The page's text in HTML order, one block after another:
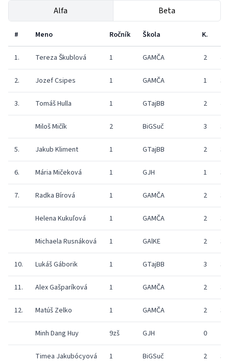
Alfa Beta
# Meno Ročník Škola K.
1. Tereza Škublová 1 GAMČA 2 41
2. Jozef Csipes 1 GAMČA 1 36
3. Tomáš Hulla 1 GTajBB 2 42
Miloš Mičík 2 BiGSuč 3 39
5. Jakub Kliment 1 GTajBB 2 33
6. Mária Mičeková 1 GJH 1 34
7. Radka Bírová 1 GAMČA 2 32
Helena Kukuľová 1 GAMČA 2 35
Michaela Rusnáková 1 GAlKE 2 32
10. Lukáš Gáborik 1 GTajBB 3 36
11. Alex Gašparíková 1 GAMČA 2 32
12. Matúš Zelko 1 GAMČA 2 33
Minh Dang Huy 9zš GJH 0
Timea Jakubócyová 1 BiGSuč 2 30